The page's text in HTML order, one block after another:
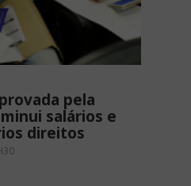
pela
salários e
direitos